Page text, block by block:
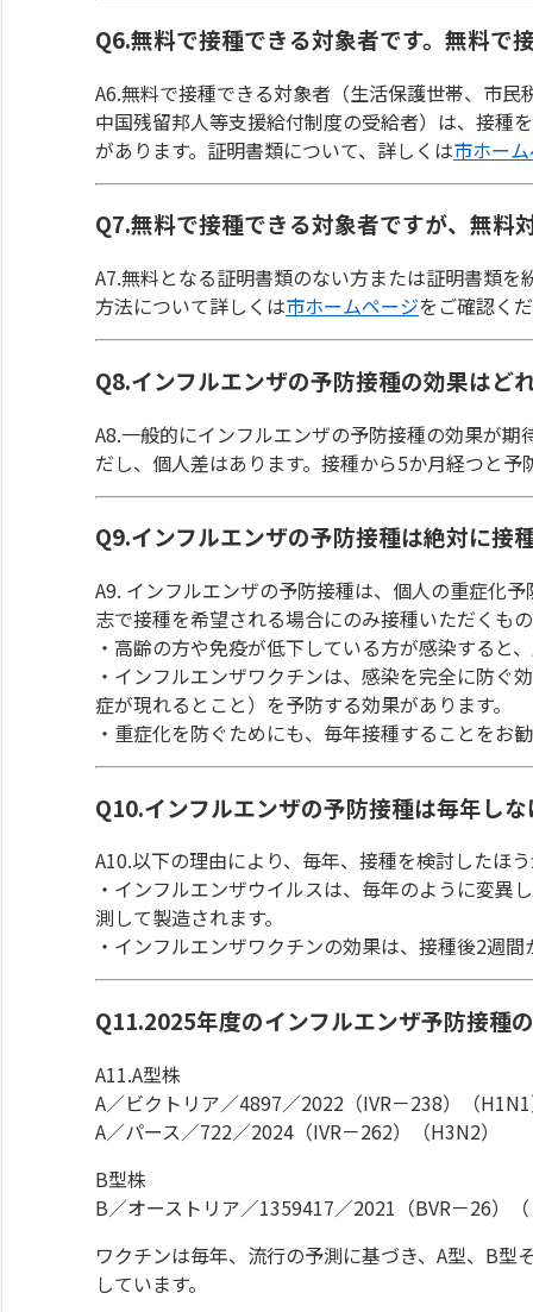
Q6.無料で接種できる対象者です。無料で
A6.無料で接種できる対象者（生活保護世帯、市
中国残留邦人等支援給付制度の受給者）は、接種
があります。証明書類について、詳しくは市ホー
Q7.無料で接種できる対象者ですが、無料
A7.無料となる証明書類のない方または証明書類
方法について詳しくは市ホームページをご確認く
Q8.インフルエンザの予防接種の効果はど
A8.一般的にインフルエンザの予防接種の効果が
だし、個人差はあります。接種から5か月経つと
Q9.インフルエンザの予防接種は絶対に接
A9. インフルエンザの予防接種は、個人の重症化
志で接種を希望される場合にのみ接種いただくも
・高齢の方や免疫が低下している方が感染すると
・インフルエンザワクチンは、感染を完全に防ぐ
症が現れるとこと）を予防する効果があります。
・重症化を防ぐためにも、毎年接種することをお
Q10.インフルエンザの予防接種は毎年し
A10.以下の理由により、毎年、接種を検討したほ
・インフルエンザウイルスは、毎年のように変異
測して製造されます。
・インフルエンザワクチンの効果は、接種後2週
Q11.2025年度のインフルエンザ予防接種
A11.A型株
A／ビクトリア／4897／2022（IVR－238）（
A／パース／722／2024（IVR－262）（H3N2）
B型株
B／オーストリア／1359417／2021（BVR－26）
ワクチンは毎年、流行の予測に基づき、A型、B
しています。